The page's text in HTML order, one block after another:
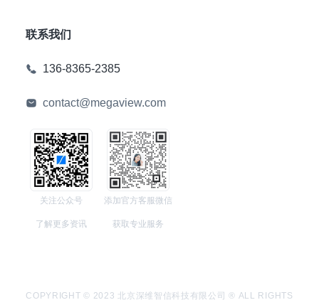
联系我们
136-8365-2385
contact@megaview.com
关注公众号
了解更多资讯
添加官方客服微信
获取专业服务
COPYRIGHT © 2023 北京深维智信科技有限公司 ® ALL RIGHTS